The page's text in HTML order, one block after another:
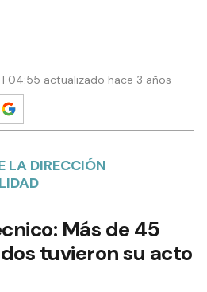
04:55 actualizado hace 3 años
LA DIRECCIÓN
Más de 45
tuvieron su acto